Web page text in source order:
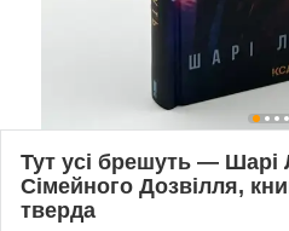
Тут усі брешуть — Шарі
Сімейного Дозвілля,
тверда